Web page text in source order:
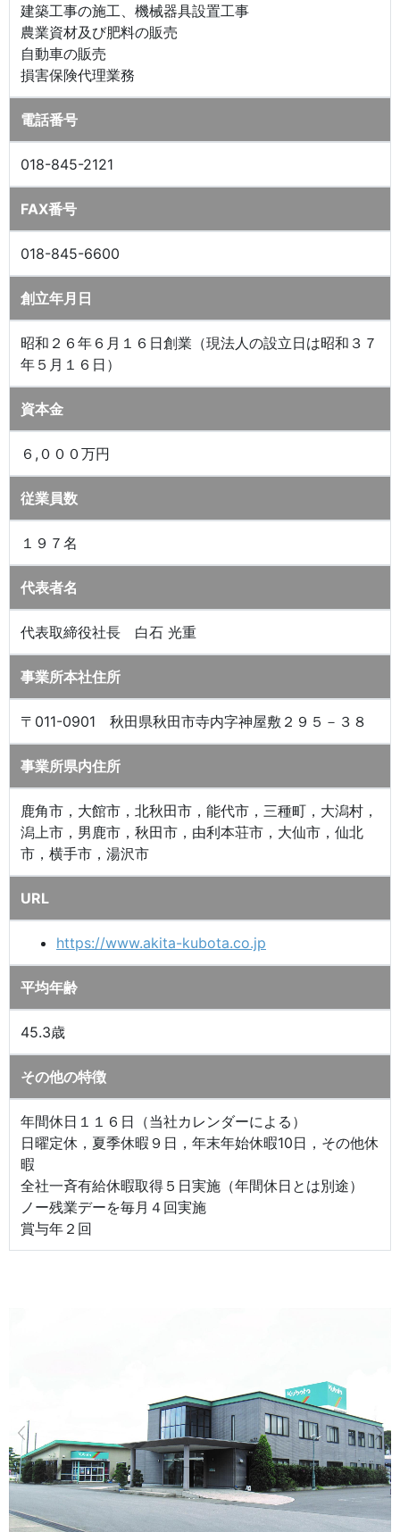
建築工事の施工、機械器具設置工事
農業資材及び肥料の販売
自動車の販売
損害保険代理業務
電話番号
018-845-2121
FAX番号
018-845-6600
創立年月日
昭和２６年６月１６日創業（現法人の設立日は昭和３７
年５月１６日）
資本金
６,０００万円
従業員数
１９７名
代表者名
代表取締役社長 白石 光重
事業所本社住所
〒011-0901 秋田県秋田市寺内字神屋敷２９５－３８
事業所県内住所
鹿角市，大館市，北秋田市，能代市，三種町，大潟村，
潟上市，男鹿市，秋田市，由利本荘市，大仙市，仙北
市，横手市，湯沢市
URL
https://www.akita-kubota.co.jp
平均年齢
45.3歳
その他の特徴
年間休日１１６日（当社カレンダーによる）
日曜定休，夏季休暇９日，年末年始休暇10日，その他休
暇
全社一斉有給休暇取得５日実施（年間休日とは別途）
ノー残業デーを毎月４回実施
賞与年２回